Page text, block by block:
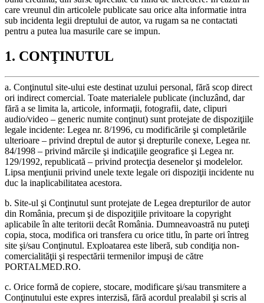
care vreunul din articolele publicate sau orice alta informatie intra
sub incidenta legii dreptului de autor, va rugam sa ne contactati
pentru a putea lua masurile care se impun.
1. CONŢINUTUL
a. Conţinutul site-ului este destinat uzului personal, fără scop direct
ori indirect comercial. Toate materialele publicate (incluzând, dar
fără a se limita la, articole, informaţii, fotografii, date, clipuri
audio/video – generic numite conţinut) sunt protejate de dispoziţiile
legale incidente: Legea nr. 8/1996, cu modificările şi completările
ulterioare – privind dreptul de autor şi drepturile conexe, Legea nr.
84/1998 – privind mărcile şi indicaţiile geografice şi Legea nr.
129/1992, republicată – privind protecţia desenelor şi modelelor.
Lipsa menţiunii privind unele texte legale ori dispoziţii incidente nu
duc la inaplicabilitatea acestora.
b. Site-ul şi Conţinutul sunt protejate de Legea drepturilor de autor
din România, precum şi de dispoziţiile privitoare la copyright
aplicabile în alte teritorii decât România. Dumneavoastră nu puteţi
copia, stoca, modifica ori transfera cu orice titlu, în parte ori întreg
site şi/sau Conţinutul. Exploatarea este liberă, sub condiţia non-
comercialităţii şi respectării termenilor impuşi de către
PORTALMED.RO.
c. Orice formă de copiere, stocare, modificare şi/sau transmitere a
Conţinutului este expres interzisă, fără acordul prealabil şi scris al